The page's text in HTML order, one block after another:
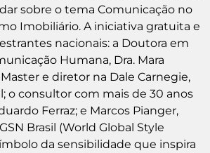
sobre o tema Comunicação no
Imobiliário. A iniciativa gratuita e
nacionais: a Doutora em
Humana, Dra. Mara
e diretor na Dale Carnegie,
o consultor com mais de 30 anos
Ferraz; e Marcos Pianger,
Brasil (World Global Style
da sensibilidade que inspira